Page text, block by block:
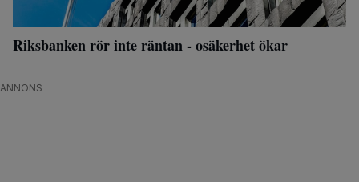
Riksbanken rör inte räntan - osäkerhet ökar
ANNONS